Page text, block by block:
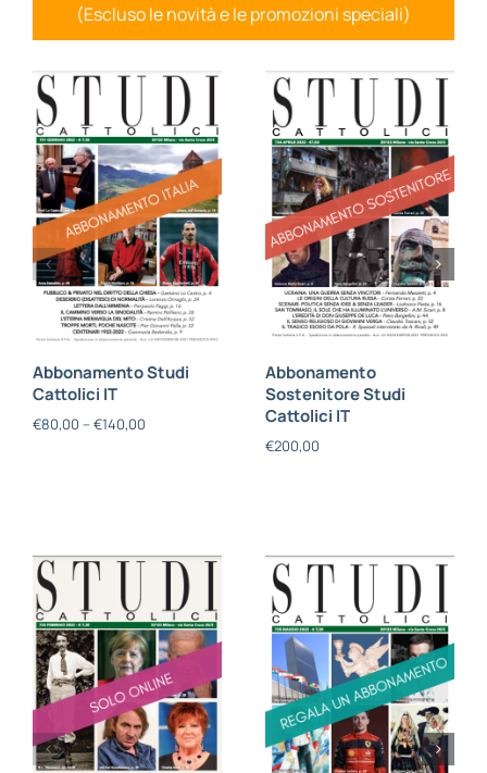
(Escluso le novità e le promozioni speciali)
Abbonamento Studi
Cattolici IT
€80,00 – €140,00
Abbonamento
Sostenitore Studi
Cattolici IT
€200,00